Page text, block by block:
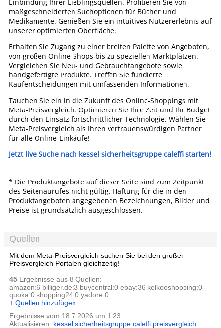
Einbindung Ihrer Lieblingsquellen. Profitieren Sie von
maßgeschneiderten Suchoptionen für Bücher und
Medikamente. Genießen Sie ein intuitives Nutzererlebnis auf
unserer optimierten Oberfläche.
Erhalten Sie Zugang zu einer breiten Palette von Angeboten,
von großen Online-Shops bis zu speziellen Marktplätzen.
Vergleichen Sie Neu- und Gebrauchtangebote sowie
handgefertigte Produkte. Treffen Sie fundierte
Kaufentscheidungen mit umfassenden Informationen.
Tauchen Sie ein in die Zukunft des Online-Shoppings mit
Meta-Preisvergleich. Optimieren Sie Ihre Zeit und Ihr Budget
durch den Einsatz fortschrittlicher Technologie. Wählen Sie
Meta-Preisvergleich als Ihren vertrauenswürdigen Partner
für alle Online-Einkäufe!
Jetzt live Suche nach kessel sicherheitsgruppe caleffi starten!
* Die Produktangebote auf dieser Seite sind zum Zeitpunkt
des Seitenaurufes nicht gültig. Haftung für die in den
Produktangeboten angegebenen Bezeichnungen, Bilder und
Preise ist grundsätzlich ausgeschlossen.
Quellen
Mit dem Meta-Preisvergleich suchen Sie bei den großen
Preisvergleich Portalen gleichzeitig!
45 Ergebnisse aus 8 Quellen:
amazon:6 billiger.de:3 buycentral:0 ebay:36 kelkooshopping:0
quoka:0 shopping24:0 yadore:0
+ Quellen hinzufügen
Ergebnisse vom 18.7.2026 um 1:23
Aktualisieren: kessel sicherheitsgruppe caleffi preisvergleich